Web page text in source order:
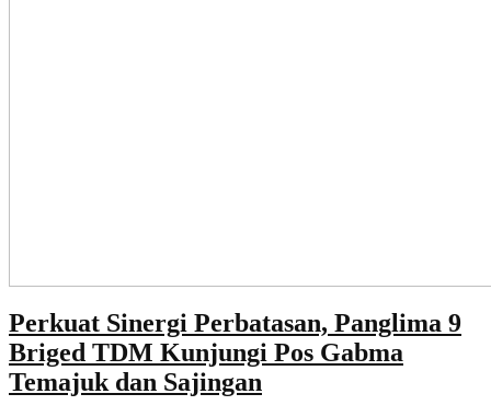
Perkuat Sinergi Perbatasan, Panglima 9
Briged TDM Kunjungi Pos Gabma
Temajuk dan Sajingan